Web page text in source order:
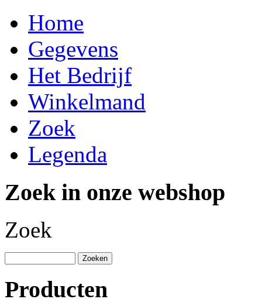
Home
Gegevens
Het Bedrijf
Winkelmand
Zoek
Legenda
Zoek in onze webshop
Zoek
Producten